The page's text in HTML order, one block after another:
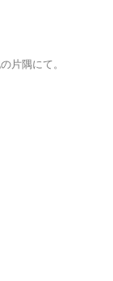
片隅にて。